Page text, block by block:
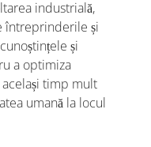
industrială,
întreprinderile și
și
a optimiza
timp mult
umană la locul